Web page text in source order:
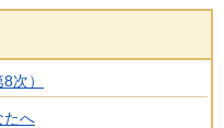
次）
たへ